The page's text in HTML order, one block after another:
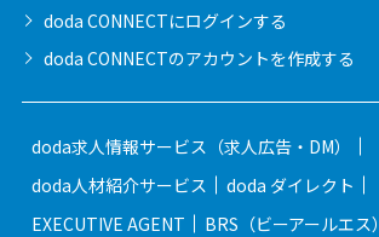
doda CONNECTにログインする
doda CONNECTのアカウントを作成する
doda求人情報サービス（求人広告・DM）
doda人材紹介サービス
doda ダイレクト
EXECUTIVE AGENT
BRS（ビーアールエス）